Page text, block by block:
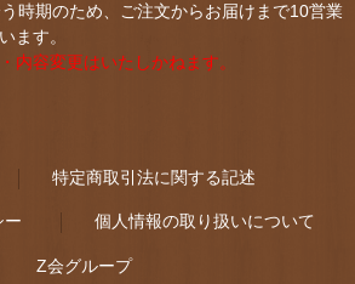
時期のため、ご注文からお届けまで10営業
ます。
内容変更はいたしかねます。
特定商取引法に関する記述
ー 個人情報の取り扱いについて
Z会グループ